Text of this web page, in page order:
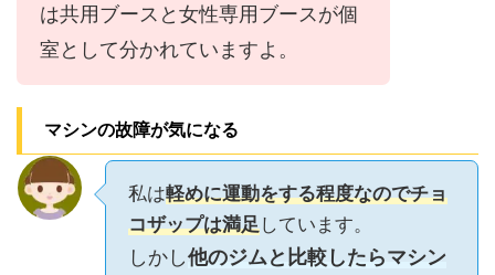
は共用ブースと女性専用ブースが個
室として分かれていますよ。
マシンの故障が気になる
私は軽めに運動をする程度なのでチョ
コザップは満足しています。
しかし他のジムと比較したらマシン